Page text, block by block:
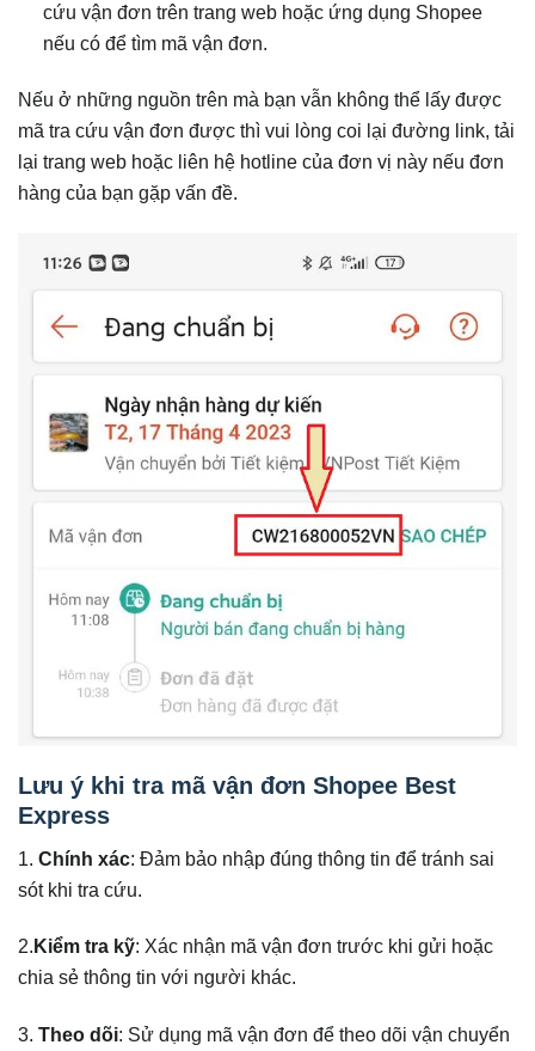
cứu vận đơn trên trang web hoặc ứng dụng Shopee
nếu có để tìm mã vận đơn.
Nếu ở những nguồn trên mà bạn vẫn không thể lấy được
mã tra cứu vận đơn được thì vui lòng coi lại đường link, tải
lại trang web hoặc liên hệ hotline của đơn vị này nếu đơn
hàng của bạn gặp vấn đề.
Lưu ý khi tra mã vận đơn Shopee Best
Express
1. Chính xác: Đảm bảo nhập đúng thông tin để tránh sai
sót khi tra cứu.
2. Kiểm tra kỹ: Xác nhận mã vận đơn trước khi gửi hoặc
chia sẻ thông tin với người khác.
3. Theo dõi: Sử dụng mã vận đơn để theo dõi vận chuyển